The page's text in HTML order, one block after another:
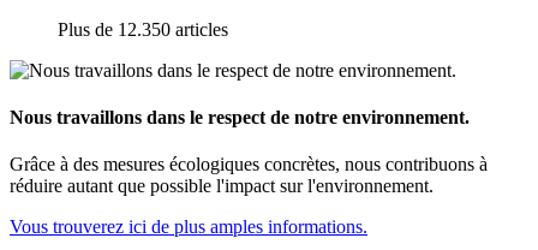
Plus de 12.350 articles
Nous travaillons dans le respect de notre environnement.
Grâce à des mesures écologiques concrètes, nous contribuons à
réduire autant que possible l'impact sur l'environnement.
Vous trouverez ici de plus amples informations.